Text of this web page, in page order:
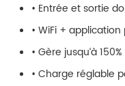
• Entrée et sortie
• WiFi +
• Gère jusqu‘à
• Charge réglable